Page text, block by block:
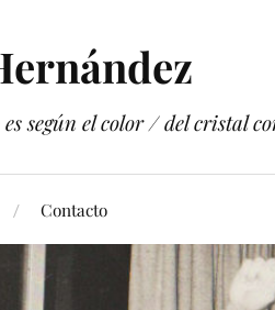
según el color / del cristal
Contacto